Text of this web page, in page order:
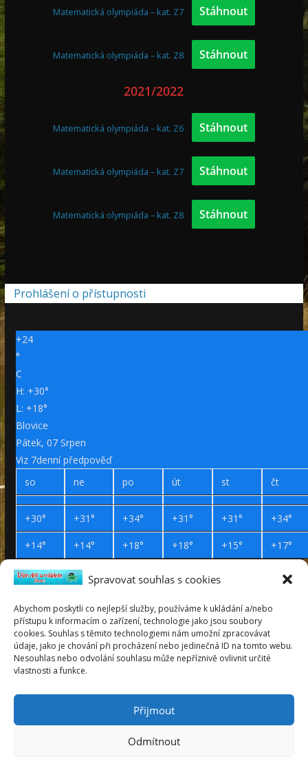
Spravovat souhlas s cookies
Abychom poskytli co nejlepší služby, používáme k ukládání a/nebo
přístupu k informacím o zařízení, technologie jako jsou soubory
cookies. Souhlas s těmito technologiemi nám umožní zpracovávat
údaje, jako je chování při procházení nebo jedinečná ID na tomto webu.
Nesouhlas nebo odvolání souhlasu může nepříznivě ovlivnit určité
vlastnosti a funkce.
Přijmout
Odmítnout
Matematická olympiáda – kat. Z7 Stáhnout
Matematická olympiáda – kat. Z8 Stáhnout
2021/2022
Matematická olympiáda – kat. Z6 Stáhnout
Matematická olympiáda – kat. Z7 Stáhnout
Matematická olympiáda – kat. Z8 Stáhnout
Prohlášení o přístupnosti
+24
°
C
H: +30°
L: +18°
Blovice
Pátek, 07 Srpen
Viz 7denní předpověď
so
ne po út st čt
+30° +31° +34° +31° +31° +34°
+14° +14° +18° +18° +15° +17°
Prohlášení o přístupnosti
pátek
7
srpen
2026